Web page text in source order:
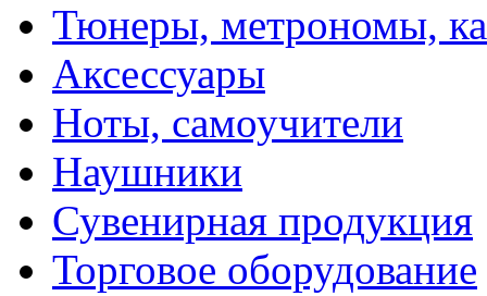
Тюнеры, метрономы,
Аксессуары
Ноты, самоучители
Наушники
Сувенирная продукция
Торговое оборудование